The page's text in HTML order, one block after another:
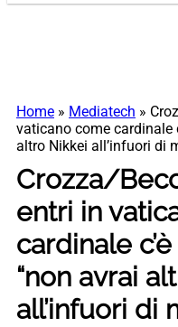
Home » Mediatech »
vaticano come cardinale
altro Nikkei all’infuori di
Crozza/
entri in
cardinale
“non avrai
all’infuori di